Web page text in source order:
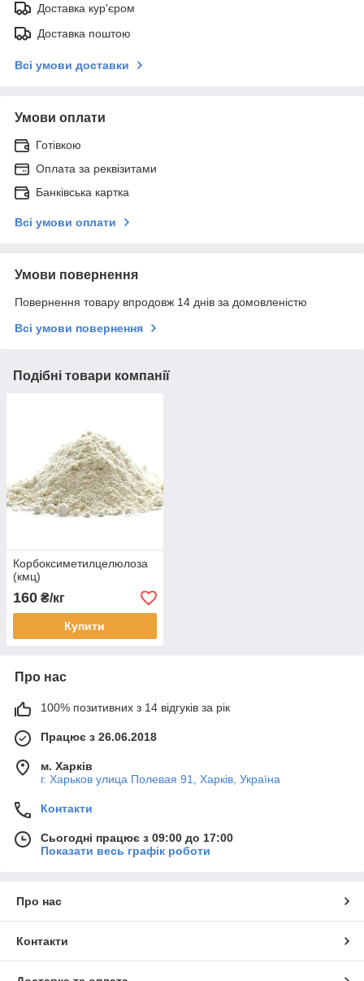
Доставка кур'єром
Доставка поштою
Всі умови доставки
Умови оплати
Готівкою
Оплата за реквізитами
Банківська картка
Всі умови оплати
Умови повернення
Повернення товару впродовж 14 днів за домовленістю
Всі умови повернення
Подібні товари компанії
Корбоксиметилцелюлоза
(кмц)
160 ₴/кг
Купити
Про нас
100% позитивних з 14 відгуків за рік
Працює з 26.06.2018
м. Харків
г. Харьков улица Полевая 91, Харків, Україна
Контакти
Сьогодні працює з 09:00 до 17:00
Показати весь графік роботи
Про нас
Контакти